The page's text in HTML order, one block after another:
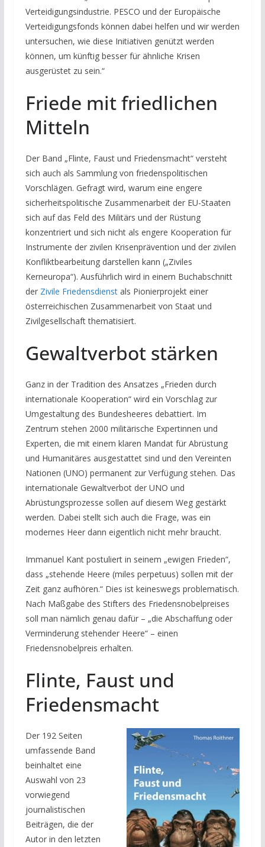
Verteidigungsindustrie. PESCO und der Europäische
Verteidigungsfonds können dabei helfen und wir werden
untersuchen, wie diese Initiativen genützt werden
können, um künftig besser für ähnliche Krisen
ausgerüstet zu sein.“
Friede mit friedlichen
Mitteln
Der Band „Flinte, Faust und Friedensmacht“ versteht
sich auch als Sammlung von friedenspolitischen
Vorschlägen. Gefragt wird, warum eine engere
sicherheitspolitische Zusammenarbeit der EU-Staaten
sich auf das Feld des Militärs und der Rüstung
konzentriert und sich nicht als engere Kooperation für
Instrumente der zivilen Krisenprävention und der zivilen
Konfliktbearbeitung darstellen kann („Ziviles
Kerneuropa“). Ausführlich wird in einem Buchabschnitt
der Zivile Friedensdienstals Pionierprojekt einer
österreichischen Zusammenarbeit von Staat und
Zivilgesellschaft thematisiert.
Gewaltverbot stärken
Ganz in der Tradition des Ansatzes „Frieden durch
internationale Kooperation“ wird ein Vorschlag zur
Umgestaltung des Bundesheeres debattiert. Im
Zentrum stehen 2000 militärische Expertinnen und
Experten, die mit einem klaren Mandat für Abrüstung
und Humanitäres ausgestattet sind und den Vereinten
Nationen (UNO) permanent zur Verfügung stehen. Das
internationale Gewaltverbot der UNO und
Abrüstungsprozesse sollen auf diesem Weg gestärkt
werden. Dabei stellt sich auch die Frage, was ein
modernes Heer dann eigentlich nicht mehr braucht.
Immanuel Kant postuliert in seinem „ewigen Frieden“,
dass „stehende Heere (miles perpetuus) sollen mit der
Zeit ganz aufhören.“ Dies ist keineswegs problematisch.
Nach Maßgabe des Stifters des Friedensnobelpreises
soll man nämlich genau dafür – „die Abschaffung oder
Verminderung stehender Heere“ – einen
Friedensnobelpreis erhalten.
Flinte, Faust und
Friedensmacht
Der 192 Seiten
umfassende Band
beinhaltet eine
Auswahl von 23
vorwiegend
journalistischen
Beiträgen, die der
Autor in den letzten